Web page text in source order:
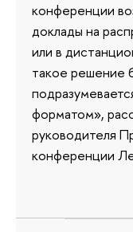
конференции
доклады на
или в
такое решение
форматом»,
руководителя
конференции